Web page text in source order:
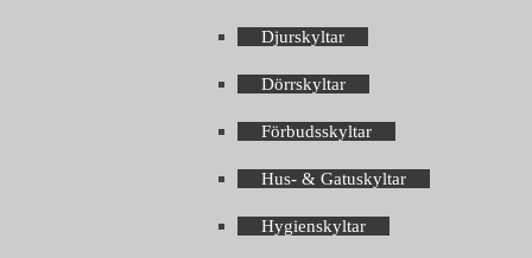
Djurskyltar
Dörrskyltar
Förbudsskyltar
Hus- & Gatuskyltar
Hygienskyltar